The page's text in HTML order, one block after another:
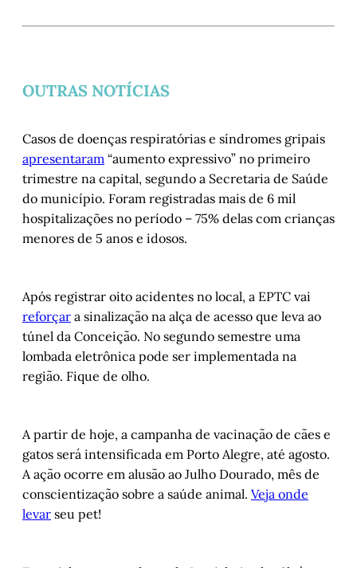
OUTRAS NOTÍCIAS
Casos de doenças respiratórias e síndromes gripais
apresentaram “aumento expressivo” no primeiro
trimestre na capital, segundo a Secretaria de Saúde
do município. Foram registradas mais de 6 mil
hospitalizações no período – 75% delas com crianças
menores de 5 anos e idosos.
Após registrar oito acidentes no local, a EPTC vai
reforçar a sinalização na alça de acesso que leva ao
túnel da Conceição. No segundo semestre uma
lombada eletrônica pode ser implementada na
região. Fique de olho.
A partir de hoje, a campanha de vacinação de cães e
gatos será intensificada em Porto Alegre, até agosto.
A ação ocorre em alusão ao Julho Dourado, mês de
conscientização sobre a saúde animal. Veja onde
levar seu pet!